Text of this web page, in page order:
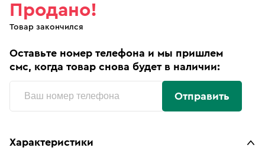
Продано!
Товар закончился
Оставьте номер телефона и мы пришлем
смс, когда товар снова будет в наличии:
Отправить
Характеристики